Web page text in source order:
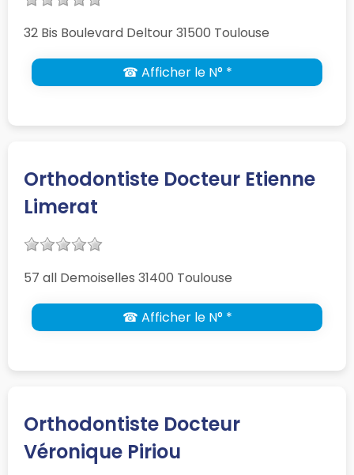
32 Bis Boulevard Deltour 31500 Toulouse
☎ Afficher le N° *
Orthodontiste Docteur Etienne
Limerat
57 all Demoiselles 31400 Toulouse
☎ Afficher le N° *
Orthodontiste Docteur
Véronique Piriou